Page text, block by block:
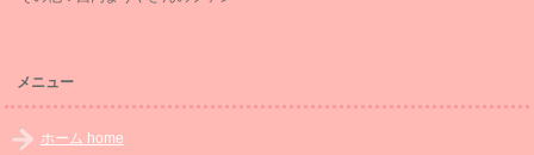
メニュー
ホーム home